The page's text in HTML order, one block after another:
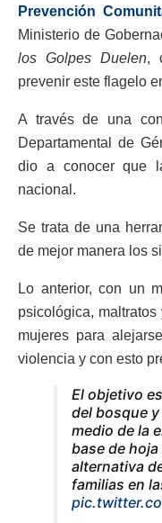
Prevención
Ministerio de
los Golpes Duelen,
prevenir este flagelo
A través de una
Departamental de
dio a conocer que
nacional.
Se trata de una
de mejor manera los
Lo anterior, con un
psicológica,
mujeres para
violencia y con esto
El objetivo
del bosque
medio de la
base de
alternativa
familias en